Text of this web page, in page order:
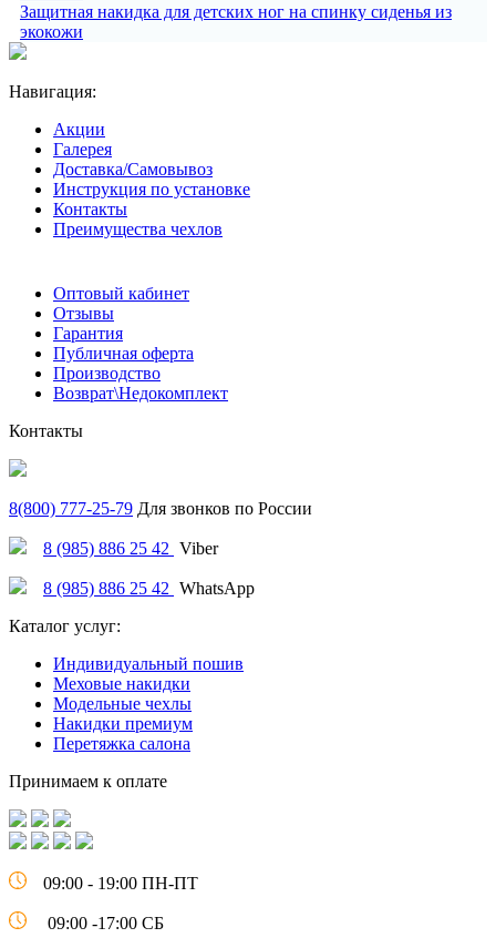
Защитная накидка для детских ног на спинку сиденья из
экокожи
Навигация:
Акции
Галерея
Доставка/Самовывоз
Инструкция по установке
Контакты
Преимущества чехлов
Оптовый кабинет
Отзывы
Гарантия
Публичная оферта
Производство
Возврат\Недокомплект
Контакты
8(800) 777-25-79 Для звонков по России
8 (985) 886 25 42 Viber
8 (985) 886 25 42 WhatsApp
Каталог услуг:
Индивидуальный пошив
Меховые накидки
Модельные чехлы
Накидки премиум
Перетяжка салона
Принимаем к оплате
09:00 - 19:00 ПН-ПТ
09:00 -17:00 СБ